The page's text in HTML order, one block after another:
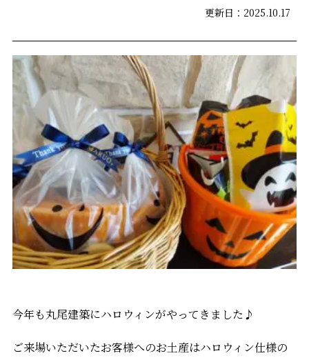
更新日：2025.10.17
今年も丸尾建築にハロウィンがやってきました♪
ご来場いただいたお客様へのお土産はハロウィン仕様の